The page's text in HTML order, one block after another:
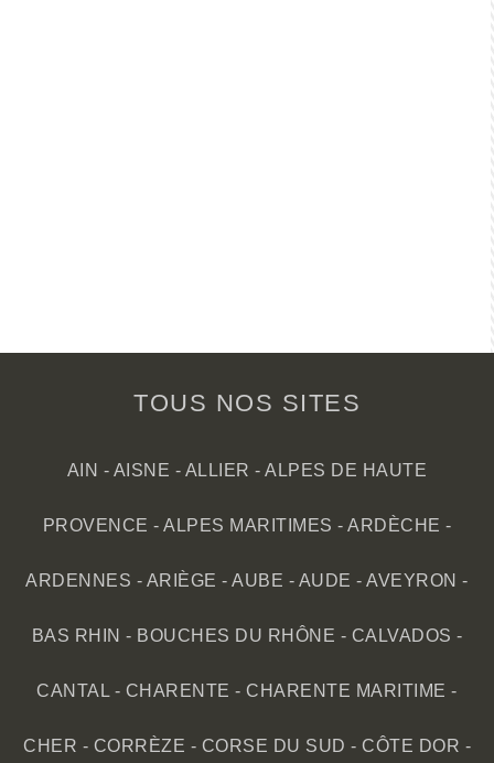
TOUS NOS SITES
AIN - AISNE - ALLIER -ALPES DE HAUTE
PROVENCE - ALPES MARITIMES - ARDÈCHE -
ARDENNES - ARIÈGE -AUBE - AUDE -AVEYRON -
BAS RHIN - BOUCHES DU RHÔNE - CALVADOS -
CANTAL - CHARENTE -CHARENTE MARITIME -
CHER - CORRÈZE - CORSE DU SUD - CÔTE DOR -